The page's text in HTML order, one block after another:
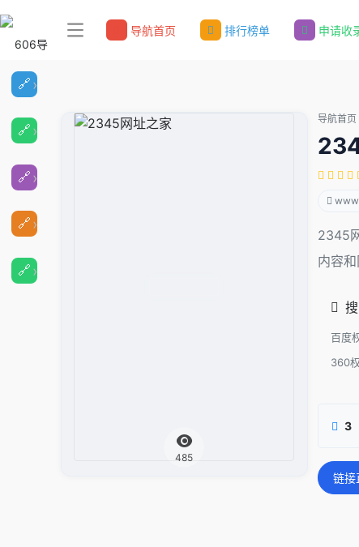
导航首页 排行榜单 申请收
485
导航首页
2345
内容
百度
360
3
链接